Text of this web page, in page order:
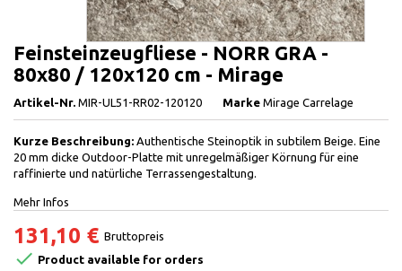
Feinsteinzeugfliese - NORR GRA -
80x80 / 120x120 cm - Mirage
Artikel-Nr. MIR-UL51-RR02-120120 Marke Mirage Carrelage
Kurze Beschreibung: Authentische Steinoptik in subtilem Beige. Eine
20 mm dicke Outdoor-Platte mit unregelmäßiger Körnung für eine
raffinierte und natürliche Terrassengestaltung.
Mehr Infos
131,10 € Bruttopreis
 Product available for orders